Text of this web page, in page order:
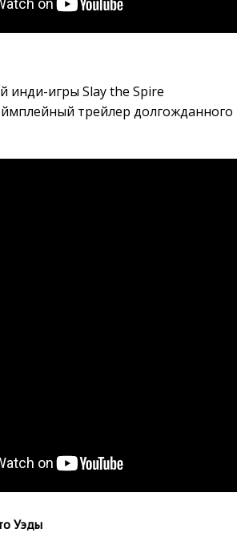
инди-игры Slay the Spire
трейлер долгожданного
Уэды